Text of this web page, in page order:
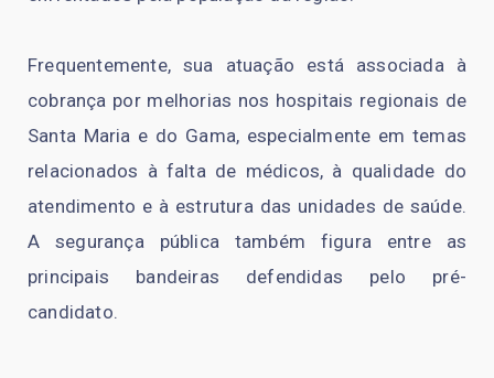
Frequentemente, sua atuação está associada à
cobrança por melhorias nos hospitais regionais de
Santa Maria e do Gama, especialmente em temas
relacionados à falta de médicos, à qualidade do
atendimento e à estrutura das unidades de saúde.
A segurança pública também figura entre as
principais bandeiras defendidas pelo pré-
candidato.